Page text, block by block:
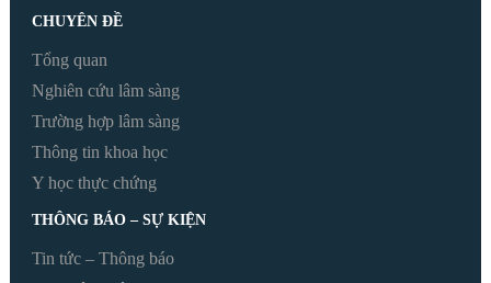
CHUYÊN ĐỀ
Tổng quan
Nghiên cứu lâm sàng
Trường hợp lâm sàng
Thông tin khoa học
Y học thực chứng
THÔNG BÁO – SỰ KIỆN
Tin tức – Thông báo